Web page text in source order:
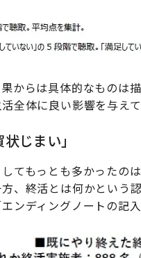
からは具体的なものは
全体に良い影響を与え
じまい」
てもっとも多かったの
、終活とは何かとい
ンディングノートの記